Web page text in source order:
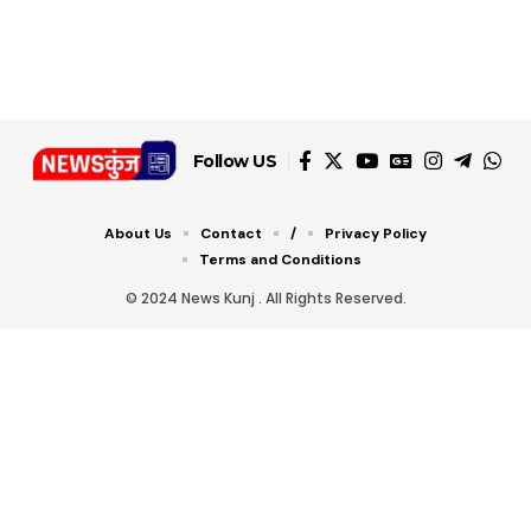
Follow US
© 2024 News Kunj . All Rights Reserved.
About Us Contact /
Privacy Policy
Terms and Conditions